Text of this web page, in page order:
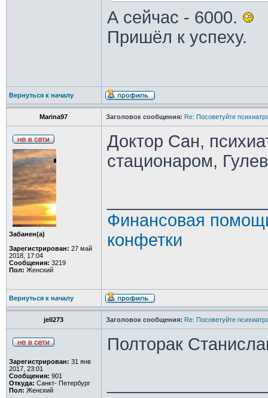
А сейчас - 6000.
Пришёл к успеху.
Вернуться к началу
Marina97 Заголовок сообщения: Re: Посоветуйте
Забанен(а)
Зарегистрирован: 27 май
2018, 17:04
Сообщения: 3219
Пол: Женский
Доктор Сан,
стационаром,
Финансовая
конфетки
Вернуться к началу
jell273 Заголовок сообщения: Re: Посоветуйте
Зарегистрирован: 31 янв
2017, 23:01
Сообщения: 901
Откуда: Санкт- Петербург
Пол: Женский
Полторак